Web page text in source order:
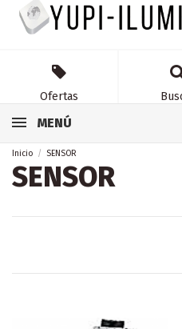
Ofertas
MENÚ
Inicio SENSOR
SENSOR